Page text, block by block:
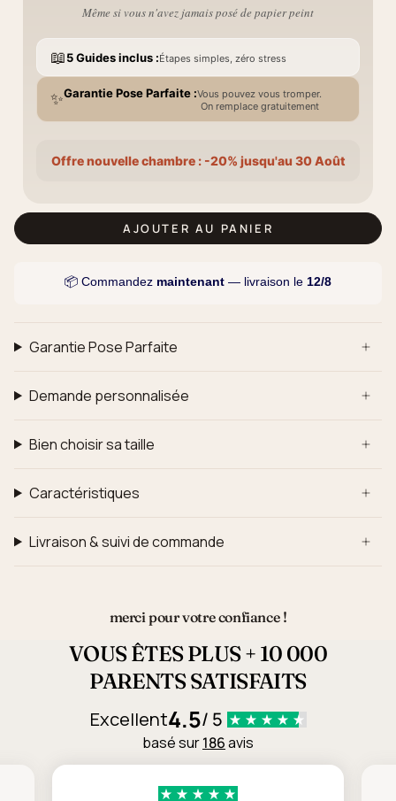
Même si vous n'avez jamais posé de papier peint
📖5 Guides inclus :Étapes simples, zéro stress
✨Garantie Pose Parfaite :Vous pouvez vous tromper.
On remplace gratuitement
Offre nouvelle chambre : -20% jusqu'au 30 Août
AJOUTER AU PANIER
📦 Commandez maintenant — livraison le 12/8
Garantie Pose Parfaite
Demande personnalisée
Bien choisir sa taille
Caractéristiques
Livraison & suivi de commande
merci pour votre confiance !
VOUS ÊTES PLUS + 10 000
PARENTS SATISFAITS
Excellent4.5/ 5
basé sur186avis